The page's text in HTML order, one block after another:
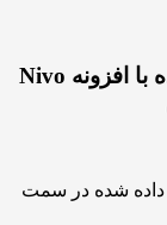
آموزش اضافه کردن اسلایدر ساخته شده با افزونه Nivo
در سمت